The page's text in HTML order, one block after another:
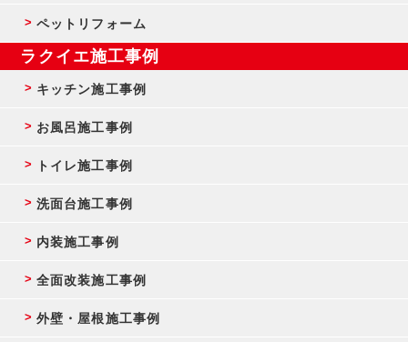
ペットリフォーム
ラクイエ施工事例
キッチン施工事例
お風呂施工事例
トイレ施工事例
洗面台施工事例
内装施工事例
全面改装施工事例
外壁・屋根施工事例